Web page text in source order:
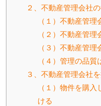
２、不動産管理会社
（１）不動産管理
（２）不動産管理
（３）不動産管
（４）管理の品
３、不動産管理会社
（１）物件を購
ける